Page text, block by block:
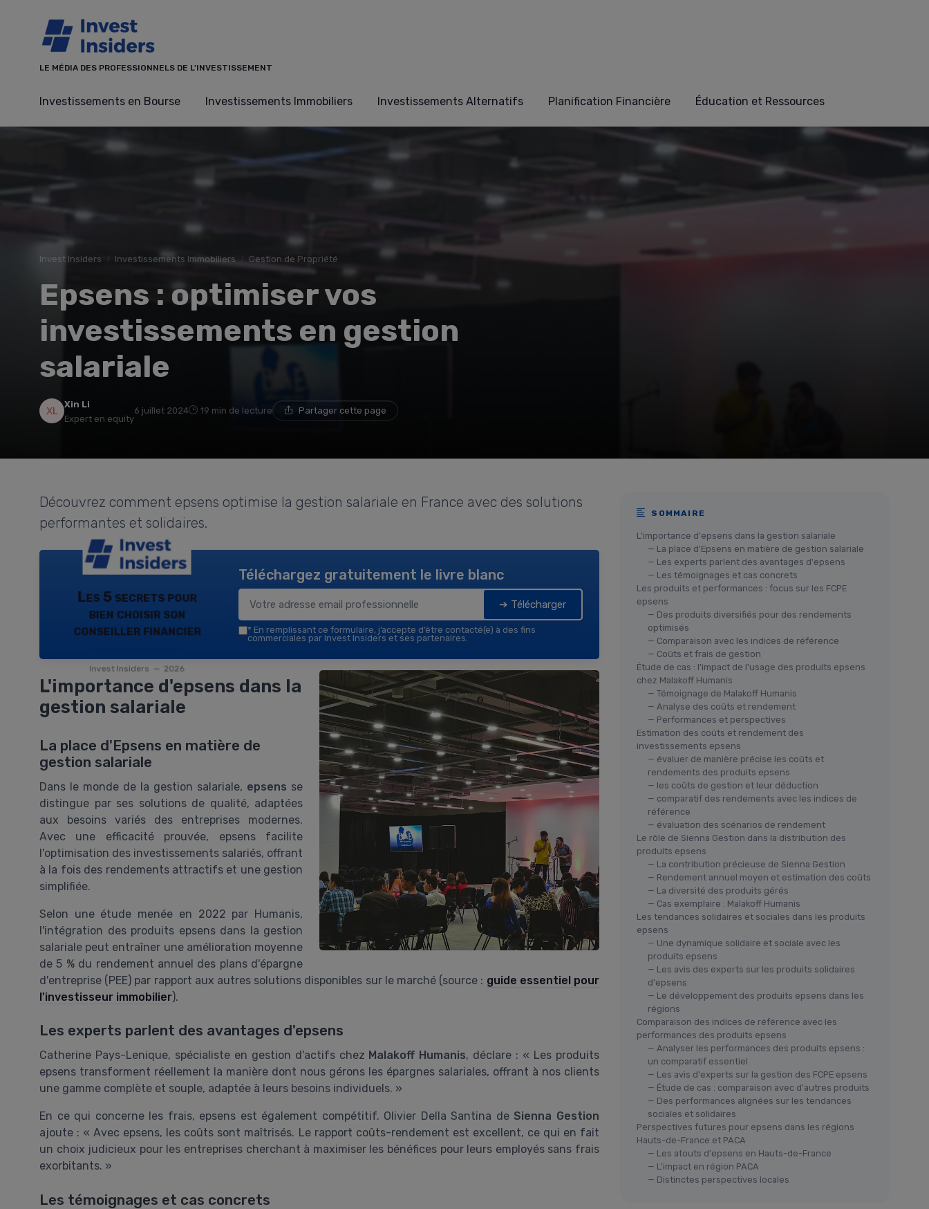
LE MÉDIA DES PROFESSIONNELS DE L'INVESTISSEMENT
Investissements en Bourse Investissements Immobiliers Investissements Alternatifs Planification Financière Éducation et Ressources
Invest Insiders Investissements Immobiliers Gestion de Propriété
Epsens : optimiser vos
investissements en gestion
salariale
Xin Li
Expert en equity
6 juillet 2024 19 min de lecture Partager cette page
Découvrez comment epsens optimise la gestion salariale en France avec des solutions
performantes et solidaires.
Les 5 secrets pour
bien choisir son
conseiller financier
Invest Insiders — 2026
Téléchargez gratuitement le livre blanc
➔ Télécharger
* En remplissant ce formulaire, j’accepte d’être contacté(e) à des fins
commerciales par Invest Insiders et ses partenaires.
L'importance d'epsens dans la
gestion salariale
La place d'Epsens en matière de
gestion salariale
Dans le monde de la gestion salariale, epsens se
distingue par ses solutions de qualité, adaptées
aux besoins variés des entreprises modernes.
Avec une efficacité prouvée, epsens facilite
l'optimisation des investissements salariés, offrant
à la fois des rendements attractifs et une gestion
simplifiée.
Selon une étude menée en 2022 par Humanis,
l'intégration des produits epsens dans la gestion
salariale peut entraîner une amélioration moyenne
de 5 % du rendement annuel des plans d'épargne
d'entreprise (PEE) par rapport aux autres solutions disponibles sur le marché (source : guide essentiel pour
l'investisseur immobilier).
Les experts parlent des avantages d'epsens
Catherine Pays-Lenique, spécialiste en gestion d'actifs chez Malakoff Humanis, déclare : « Les produits
epsens transforment réellement la manière dont nous gérons les épargnes salariales, offrant à nos clients
une gamme complète et souple, adaptée à leurs besoins individuels. »
En ce qui concerne les frais, epsens est également compétitif. Olivier Della Santina deSienna Gestion
ajoute : « Avec epsens, les coûts sont maîtrisés. Le rapport coûts-rendement est excellent, ce qui en fait
un choix judicieux pour les entreprises cherchant à maximiser les bénéfices pour leurs employés sans frais
exorbitants. »
Les témoignages et cas concrets
SOMMAIRE
L'importance d'epsens dans la gestion salariale
— La place d'Epsens en matière de gestion salariale
— Les experts parlent des avantages d'epsens
— Les témoignages et cas concrets
Les produits et performances : focus sur les FCPE
epsens
— Des produits diversifiés pour des rendements
optimisés
— Comparaison avec les indices de référence
— Coûts et frais de gestion
Étude de cas : l'impact de l'usage des produits epsens
chez Malakoff Humanis
— Témoignage de Malakoff Humanis
— Analyse des coûts et rendement
— Performances et perspectives
Estimation des coûts et rendement des
investissements epsens
— évaluer de manière précise les coûts et
rendements des produits epsens
— les coûts de gestion et leur déduction
— comparatif des rendements avec les indices de
référence
— évaluation des scénarios de rendement
Le rôle de Sienna Gestion dans la distribution des
produits epsens
— La contribution précieuse de Sienna Gestion
— Rendement annuel moyen et estimation des coûts
— La diversité des produits gérés
— Cas exemplaire : Malakoff Humanis
Les tendances solidaires et sociales dans les produits
epsens
— Une dynamique solidaire et sociale avec les
produits epsens
— Les avis des experts sur les produits solidaires
d'epsens
— Le développement des produits epsens dans les
régions
Comparaison des indices de référence avec les
performances des produits epsens
— Analyser les performances des produits epsens :
un comparatif essentiel
— Les avis d'experts sur la gestion des FCPE epsens
— Étude de cas : comparaison avec d'autres produits
— Des performances alignées sur les tendances
sociales et solidaires
Perspectives futures pour epsens dans les régions
Hauts-de-France et PACA
— Les atouts d'epsens en Hauts-de-France
— L'impact en région PACA
— Distinctes perspectives locales